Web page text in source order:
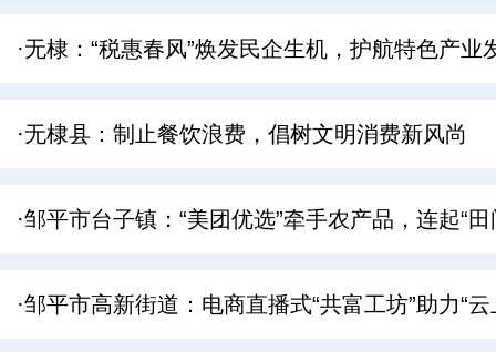
·无棣：“税惠春风”焕发民企生机，护航特色产业
·无棣县：制止餐饮浪费，倡树文明消费新风尚
·邹平市台子镇：“美团优选”牵手农产品，连起“田
·邹平市高新街道：电商直播式“共富工坊”助力“云